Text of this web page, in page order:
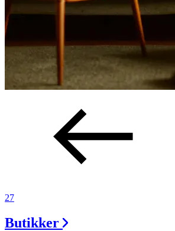
Åpningstider
Praktisk informasjon
Ledige stillinger
Magasin
Gavekort
Finn frem
27
Butikker